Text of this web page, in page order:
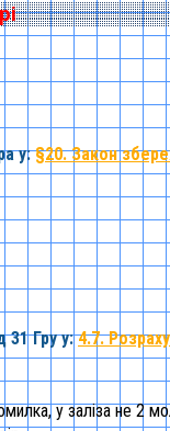
у:§20. Закон
31 Груу:4.7.
у заліза не 2